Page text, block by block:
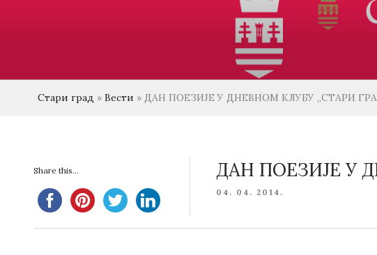
Стари град » Вести » ДАН ПОЕЗИЈЕ У ДНЕВНОМ КЛУБУ „СТАРИ
Share this... ДАН ПОЕЗИЈЕ У
POSTED
04. 04. 2014.